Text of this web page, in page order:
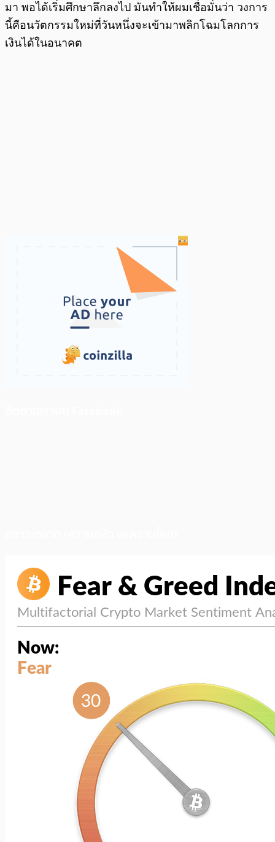
มา พอได้เริ่มศึกษาลึกลงไป มันทำให้ผมเชื่อมั่นว่า วงการ
นี้คือนวัตกรรมใหม่ที่วันหนึ่งจะเข้ามาพลิกโฉมโลกการ
เงินได้ในอนาคต